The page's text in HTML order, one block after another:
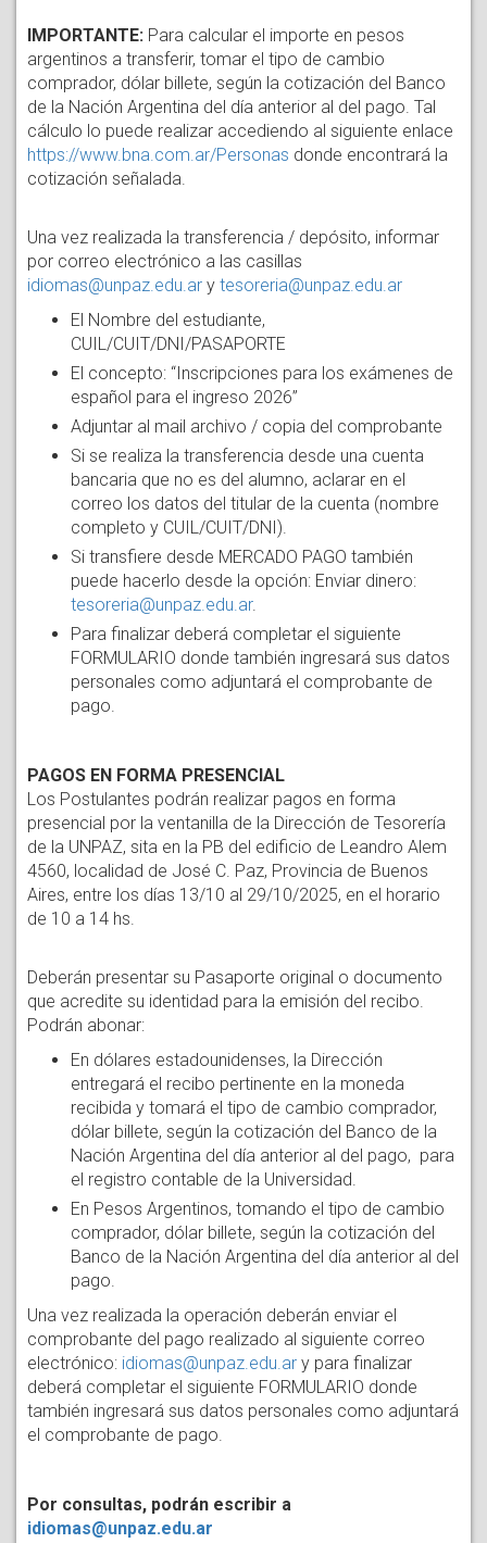
IMPORTANTE: Para calcular el importe en pesos
argentinos a transferir, tomar el tipo de cambio
comprador, dólar billete, según la cotización del Banco
de la Nación Argentina del día anterior al del pago. Tal
cálculo lo puede realizar accediendo al siguiente enlace
https://www.bna.com.ar/Personas donde encontrará la
cotización señalada.
Una vez realizada la transferencia / depósito, informar
por correo electrónico a las casillas
idiomas@unpaz.edu.ar y tesoreria@unpaz.edu.ar
El Nombre del estudiante,
CUIL/CUIT/DNI/PASAPORTE
El concepto: “Inscripciones para los exámenes de
español para el ingreso 2026”
Adjuntar al mail archivo / copia del comprobante
Si se realiza la transferencia desde una cuenta
bancaria que no es del alumno, aclarar en el
correo los datos del titular de la cuenta (nombre
completo y CUIL/CUIT/DNI).
Si transfiere desde MERCADO PAGO también
puede hacerlo desde la opción: Enviar dinero:
tesoreria@unpaz.edu.ar.
Para finalizar deberá completar el siguiente
FORMULARIO donde también ingresará sus datos
personales como adjuntará el comprobante de
pago.
PAGOS EN FORMA PRESENCIAL
Los Postulantes podrán realizar pagos en forma
presencial por la ventanilla de la Dirección de Tesorería
de la UNPAZ, sita en la PB del edificio de Leandro Alem
4560, localidad de José C. Paz, Provincia de Buenos
Aires, entre los días 13/10 al 29/10/2025, en el horario
de 10 a 14 hs.
Deberán presentar su Pasaporte original o documento
que acredite su identidad para la emisión del recibo.
Podrán abonar:
En dólares estadounidenses, la Dirección
entregará el recibo pertinente en la moneda
recibida y tomará el tipo de cambio comprador,
dólar billete, según la cotización del Banco de la
Nación Argentina del día anterior al del pago, para
el registro contable de la Universidad.
En Pesos Argentinos, tomando el tipo de cambio
comprador, dólar billete, según la cotización del
Banco de la Nación Argentina del día anterior al del
pago.
Una vez realizada la operación deberán enviar el
comprobante del pago realizado al siguiente correo
electrónico: idiomas@unpaz.edu.ar y para finalizar
deberá completar el siguiente FORMULARIO donde
también ingresará sus datos personales como adjuntará
el comprobante de pago.
Por consultas, podrán escribir a
idiomas@unpaz.edu.ar